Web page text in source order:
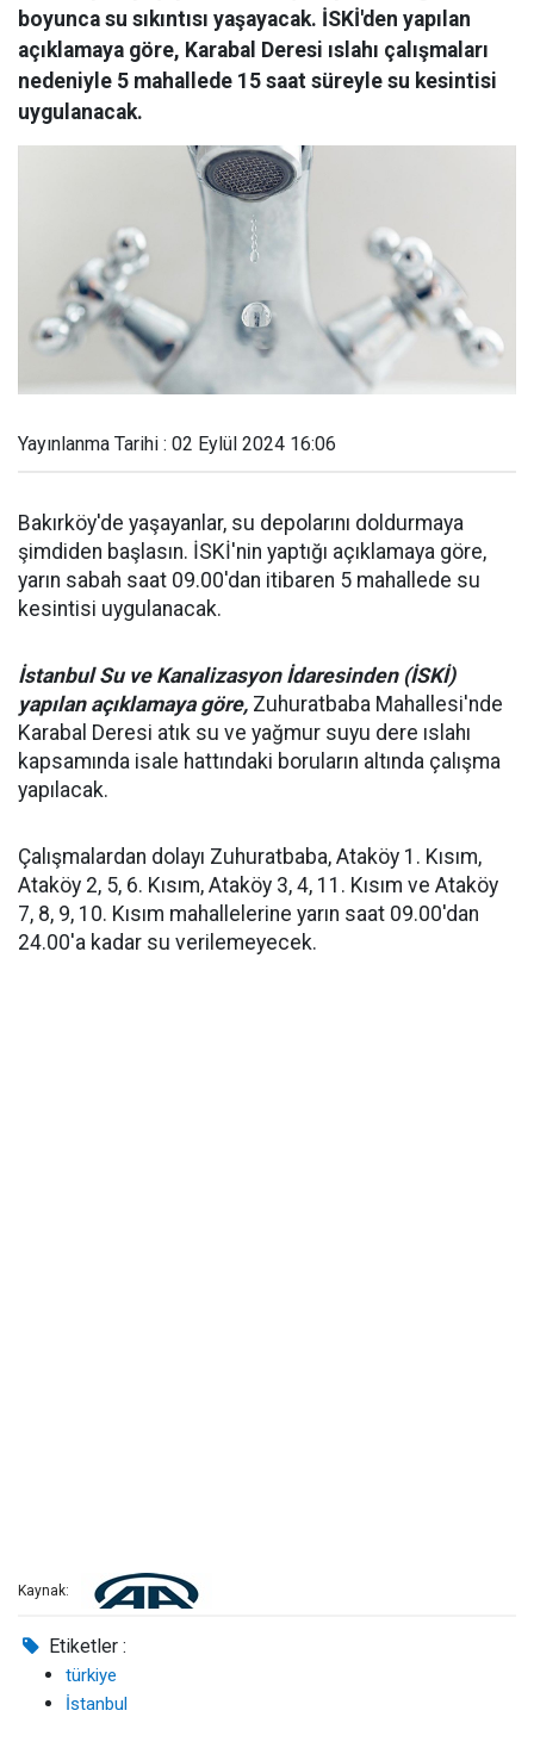
boyunca su sıkıntısı yaşayacak. İSKİ'den yapılan
açıklamaya göre, Karabal Deresi ıslahı çalışmaları
nedeniyle 5 mahallede 15 saat süreyle su kesintisi
uygulanacak.
Yayınlanma Tarihi : 02 Eylül 2024 16:06
Bakırköy'de yaşayanlar, su depolarını doldurmaya
şimdiden başlasın. İSKİ'nin yaptığı açıklamaya göre,
yarın sabah saat 09.00'dan itibaren 5 mahallede su
kesintisi uygulanacak.
İstanbul Su ve Kanalizasyon İdaresinden (İSKİ)
yapılan açıklamaya göre, Zuhuratbaba Mahallesi'nde
Karabal Deresi atık su ve yağmur suyu dere ıslahı
kapsamında isale hattındaki boruların altında çalışma
yapılacak.
Çalışmalardan dolayı Zuhuratbaba, Ataköy 1. Kısım,
Ataköy 2, 5, 6. Kısım, Ataköy 3, 4, 11. Kısım ve Ataköy
7, 8, 9, 10. Kısım mahallelerine yarın saat 09.00'dan
24.00'a kadar su verilemeyecek.
Kaynak:
Etiketler :
türkiye
İstanbul